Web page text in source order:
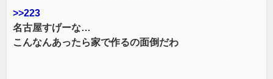
>>223
名古屋すげーな…
こんなんあったら家で作るの面倒だわ